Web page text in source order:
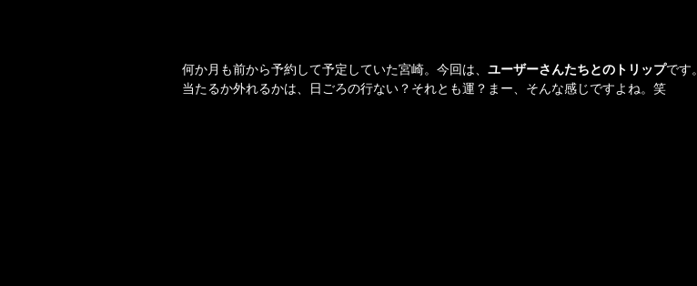
何か月も前から予約して予定していた宮崎。今回は、 ユーザーさんたちとのトリップです。
当たるか外れるかは、日ごろの行ない？それとも運？まー、そんな感じですよね。笑